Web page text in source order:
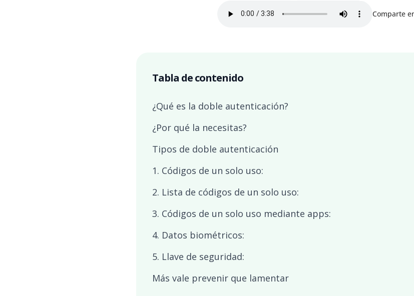
Comparte
Tabla de contenido
¿Qué es la doble autenticación?
¿Por qué la necesitas?
Tipos de doble autenticación
1. Códigos de un solo uso:
2. Lista de códigos de un solo uso:
3. Códigos de un solo uso mediante apps:
4. Datos biométricos:
5. Llave de seguridad:
Más vale prevenir que lamentar